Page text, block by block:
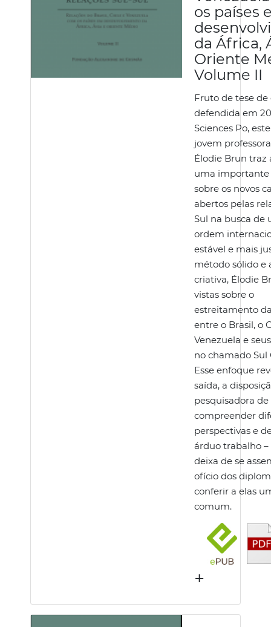
os países
da África,
Oriente
Volume II
Fruto de tese
defendida em
Sciences Po,
jovem
Élodie Brun traz
uma importante
sobre os novos
abertos pelas
Sul na busca de
ordem
estável e mais
método sólido e
criativa, Élodie
vistas sobre o
estreitamento
entre o Brasil, o
Venezuela e
no chamado Sul
Esse enfoque
saída, a
pesquisadora de
compreender
perspectivas e
árduo trabalho –
deixa de se
ofício dos
conferir a elas
comum.
+